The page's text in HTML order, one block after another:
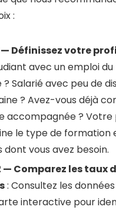
:
— Définissez votre
avec un emploi
Salarié avec peu de
? Avez-vous déjà
accompagnée ? Votre
le type de formation
dont vous avez besoin.
— Comparez les taux
: Consultez les données
interactive pour